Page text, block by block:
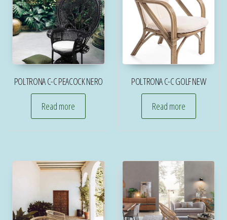
POLTRONA C-C PEACOCK NERO
Read more
POLTRONA C-C GOLF NEW
Read more